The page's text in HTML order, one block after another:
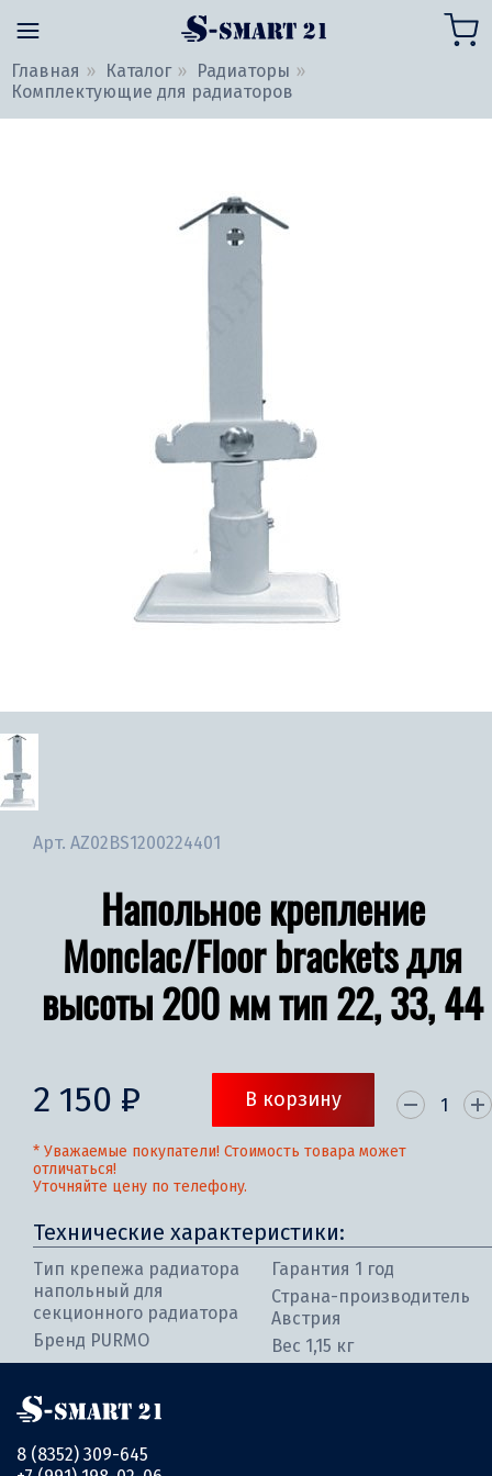
Главная Каталог
Радиаторы
Комплектующие для радиаторов
Арт. AZ02BS1200224401
Напольное крепление
Monclac/Floor brackets для
высоты 200 мм тип 22, 33, 44
2 150 ₽ В корзину
* Уважаемые покупатели! Стоимость товара может
отличаться!
Уточняйте цену по телефону.
Технические характеристики:
Тип крепежа радиатора
напольный для
секционного радиатора
Бренд PURMO
Гарантия 1 год
Страна-производитель
Австрия
Вес 1,15 кг
8 (8352) 309-645